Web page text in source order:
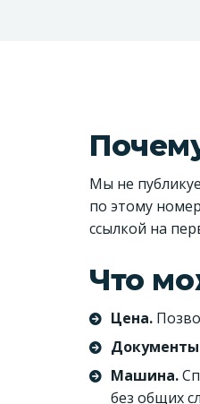
Мы не
по этому
ссылкой на
Что
Цена.
Машина.
без общих